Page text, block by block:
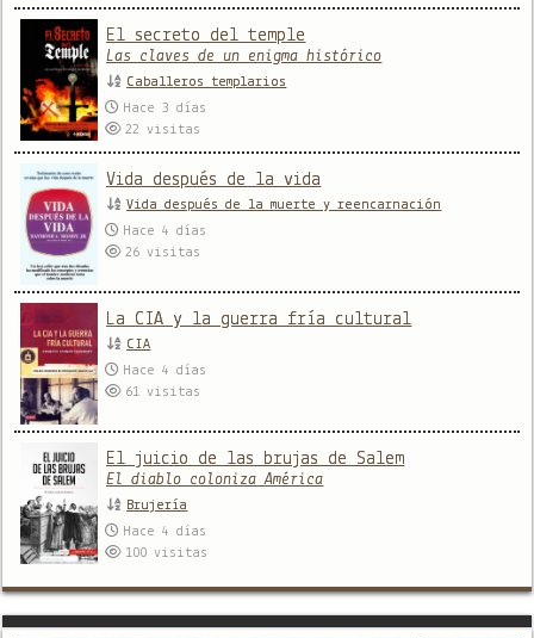
El secreto del temple
Las claves de un enigma histórico
Caballeros templarios
Hace 3 días
22visitas
Vida después de la vida
Vida después de la muerte y reencarnación
Hace 4 días
26visitas
La CIA y la guerra fría cultural
CIA
Hace 4 días
61visitas
El juicio de las brujas de Salem
El diablo coloniza América
Brujería
Hace 4 días
100visitas